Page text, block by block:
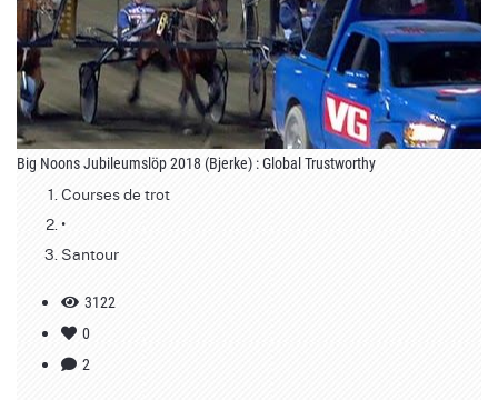
Big Noons Jubileumslöp 2018 (Bjerke) : Global Trustworthy
Courses de trot
•
Santour
3122
0
2